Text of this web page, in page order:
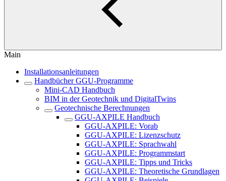
Main
Installationsanleitungen
Handbücher GGU-Programme
Mini-CAD Handbuch
BIM in der Geotechnik und DigitalTwins
Geotechnische Berechnungen
GGU-AXPILE Handbuch
GGU-AXPILE: Vorab
GGU-AXPILE: Lizenzschutz
GGU-AXPILE: Sprachwahl
GGU-AXPILE: Programmstart
GGU-AXPILE: Tipps und Tricks
GGU-AXPILE: Theoretische Grundlagen